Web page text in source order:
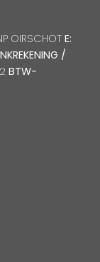
OIRSCHOTE:
/
BTW-